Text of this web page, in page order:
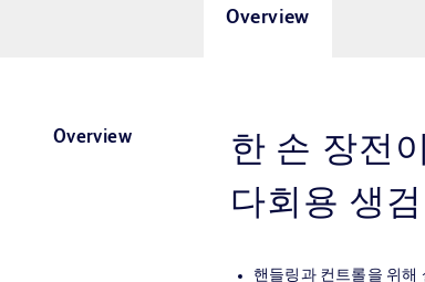
Overview
Overview
한 손 장전
다회용 생
핸들링과 컨트롤을 위해